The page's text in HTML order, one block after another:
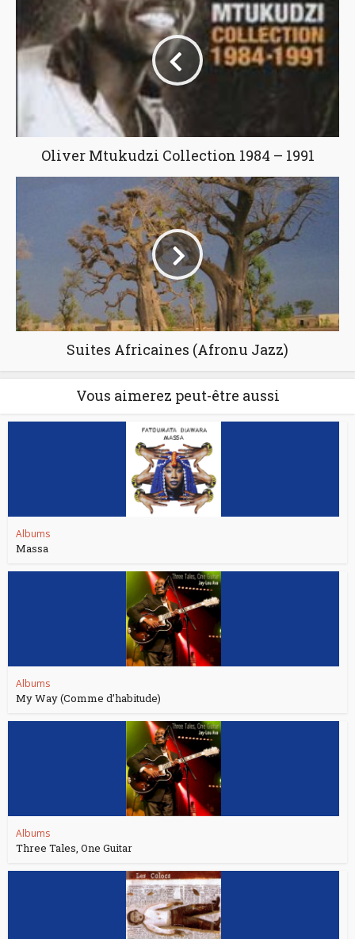
Oliver Mtukudzi Collection 1984 – 1991
Suites Africaines (Afronu Jazz)
Vous aimerez peut-être aussi
Albums
Massa
Albums
My Way (Comme d’habitude)
Albums
Three Tales, One Guitar